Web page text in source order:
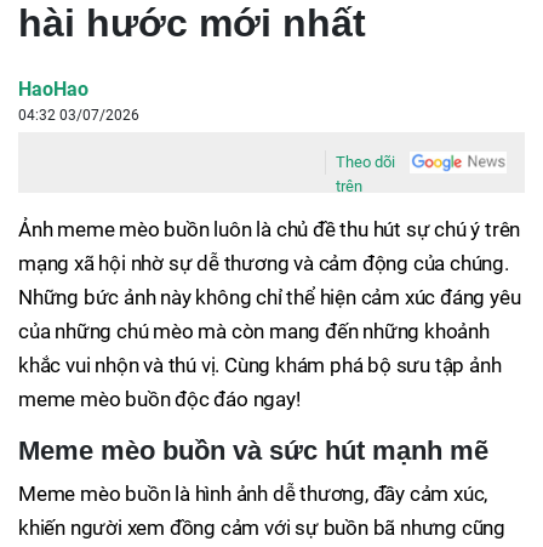
hài hước mới nhất
HaoHao
04:32 03/07/2026
Theo dõi
trên
Ảnh meme mèo buồn luôn là chủ đề thu hút sự chú ý trên
mạng xã hội nhờ sự dễ thương và cảm động của chúng.
Những bức ảnh này không chỉ thể hiện cảm xúc đáng yêu
của những chú mèo mà còn mang đến những khoảnh
khắc vui nhộn và thú vị. Cùng khám phá bộ sưu tập ảnh
meme mèo buồn độc đáo ngay!
Meme mèo buồn và sức hút mạnh mẽ
Meme mèo buồn là hình ảnh dễ thương, đầy cảm xúc,
khiến người xem đồng cảm với sự buồn bã nhưng cũng